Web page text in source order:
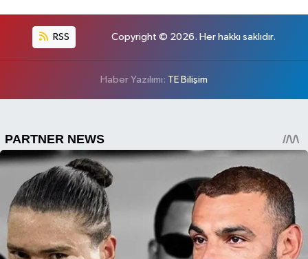
RSS Copyright © 2026. Her hakkı saklıdır.
Haber Yazılımı: TE Bilişim